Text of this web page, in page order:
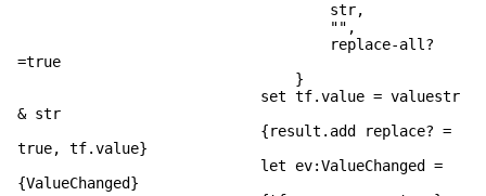
str,
"",
replace-all?
=true
}
set tf.value = valuestr
& str
{result.add replace? =
true, tf.value}
let ev:ValueChanged =
{ValueChanged}